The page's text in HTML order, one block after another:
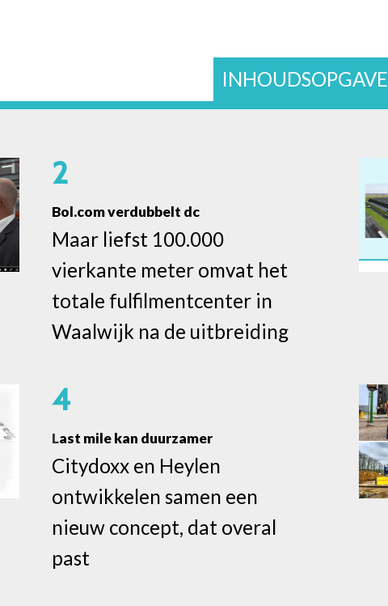
INHOUDSOPGAVE
2
Bol.com verdubbelt dc
Maar liefst 100.000
vierkante meter omvat het
totale fulfilmentcenter in
Waalwijk na de uitbreiding
4
Last mile kan duurzamer
Citydoxx en Heylen
ontwikkelen samen een
nieuw concept, dat overal
past